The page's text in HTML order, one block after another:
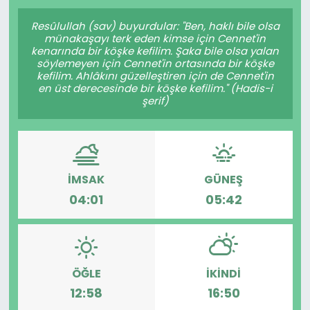
Resûlullah (sav) buyurdular: "Ben, haklı bile olsa
münakaşayı terk eden kimse için Cennet'in
kenarında bir köşke kefilim. Şaka bile olsa yalan
söylemeyen için Cennet'in ortasında bir köşke
kefilim. Ahlâkını güzelleştiren için de Cennet'in
en üst derecesinde bir köşke kefilim." (Hadis-i
şerif)
İMSAK
04:01
GÜNEŞ
05:42
ÖĞLE
12:58
İKINDI
16:50
Gündem
KKTC
KKTC YEREL SEÇİM 2018
Kültür Sanat
Magazin
Moda
Nöbetçi Eczaneler
Otomobil Dünyası